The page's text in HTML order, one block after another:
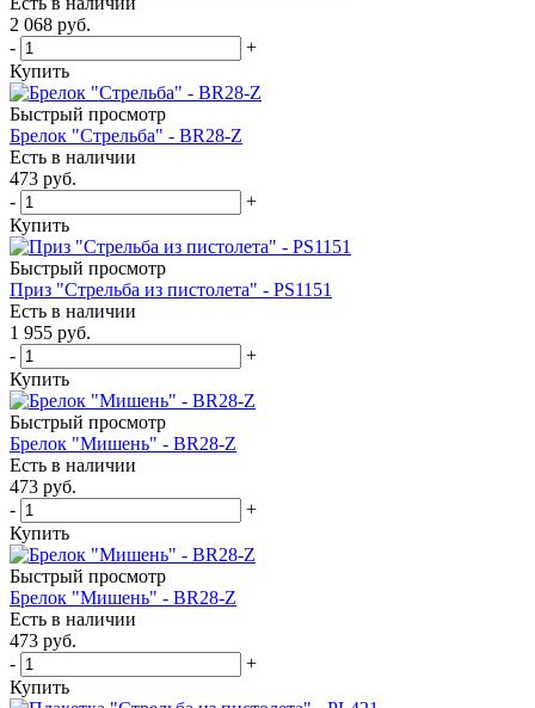
2 068 руб.
-
+
Купить
Быстрый просмотр
Брелок "Стрельба" - BR28-Z
Есть в наличии
473 руб.
-
+
Купить
Быстрый просмотр
Приз "Стрельба из пистолета" - PS1151
Есть в наличии
1 955 руб.
-
+
Купить
Быстрый просмотр
Брелок "Мишень" - BR28-Z
Есть в наличии
473 руб.
-
+
Купить
Быстрый просмотр
Брелок "Мишень" - BR28-Z
Есть в наличии
473 руб.
-
+
Купить